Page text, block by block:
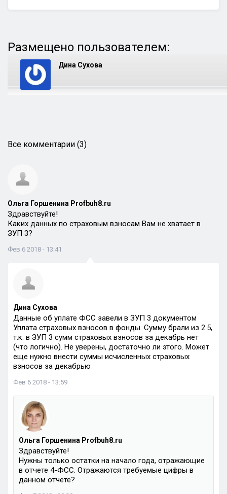
Размещено пользователем:
Дина Сухова
Все комментарии (3)
Ольга Горшенина Profbuh8.ru
Здравствуйте!
Каких данных по страховым взносам Вам не хватает в
ЗУП 3?
Фев 6 2018 - 13:41
Дина Сухова
Данные об уплате ФСС завели в ЗУП 3 документом
Уплата страховых взносов в фонды. Сумму брали из 2.5,
т.к. в ЗУП 3 сумм страховых взносов за декабрь нет
(что логично). Не уверены, достаточно ли этого. Может
еще нужно внести суммы исчисленных страховых
взносов за декабрью
Фев 6 2018 - 13:59
Ольга Горшенина Profbuh8.ru
Здравствуйте!
Нужны только остатки на начало года, отражающие
в отчете 4-ФСС. Отражаются требуемые цифры в
данном отчете?